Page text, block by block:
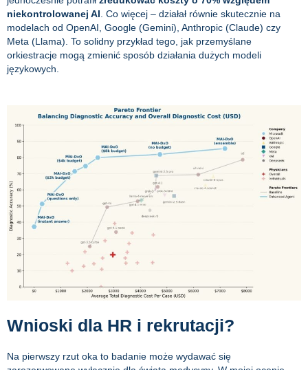
niekontrolowanej AI . Co więcej – działał równie skutecznie na
modelach od OpenAI, Google (Gemini), Anthropic (Claude) czy
Meta (Llama). To solidny przykład tego, jak przemyślane
orkiestracje mogą zmienić sposób działania dużych modeli
językowych.
Wnioski dla HR i rekrutacji?
Na pierwszy rzut oka to badanie może wydawać się